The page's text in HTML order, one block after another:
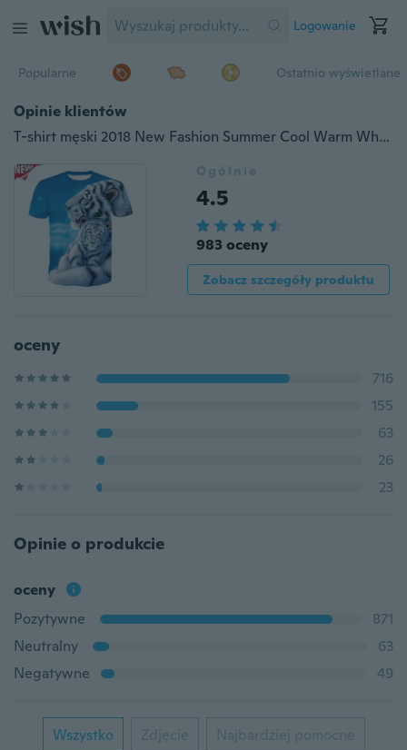
Logowanie
Popularne Ostatnio wyświetlane
Opinie klientów
T-shirt męski 2018 New Fashion Summer Cool Warm White Tiger 3d Druk cyfrowy Oddychająca szybkoschnąca koszulka sportowa
Ogólnie
4.5
983 oceny
Zobacz szczegóły produktu
oceny
716
155
63
26
23
Opinie o produkcie
oceny
Pozytywne
871
Neutralny
63
Negatywne
49
Wszystko Zdjęcie Najbardziej pomocne